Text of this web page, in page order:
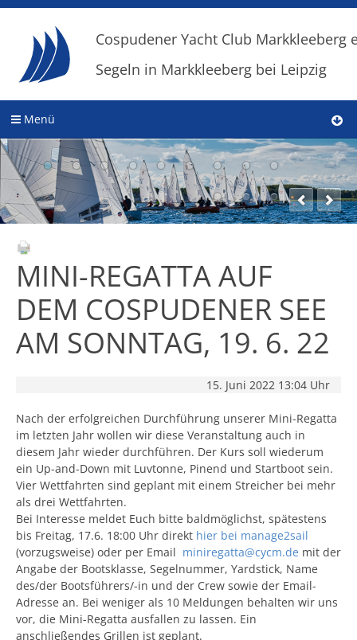
Cospudener Yacht Club Markkleeberg
Segeln in Markkleeberg bei Leipzig
Menü
MINI-REGATTA AUF
DEM COSPUDENER SEE
AM SONNTAG, 19. 6. 22
15. Juni 2022 13:04 Uhr
Nach der erfolgreichen Durchführung unserer Mini-Regatta
im letzten Jahr wollen wir diese Veranstaltung auch in
diesem Jahr wieder durchführen. Der Kurs soll wiederum
ein Up-and-Down mit Luvtonne, Pinend und Startboot sein.
Vier Wettfahrten sind geplant mit einem Streicher bei mehr
als drei Wettfahrten.
Bei Interesse meldet Euch bitte baldmöglichst, spätestens
bis Freitag, 17.6. 18:00 Uhr direkt hier bei manage2sail
(vorzugsweise) oder per Email miniregatta@cycm.de mit der
Angabe der Bootsklasse, Segelnummer, Yardstick, Name
des/der Bootsführers/-in und der Crew sowie der Email-
Adresse an. Bei weniger als 10 Meldungen behalten wir uns
vor, die Mini-Regatta ausfallen zu lassen. Ein
anschließendes Grillen ist geplant.